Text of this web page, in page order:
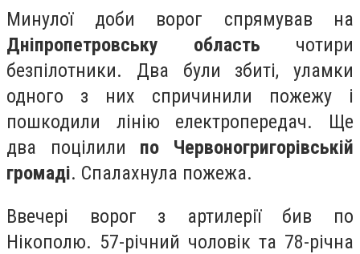
Минулої доби ворог спрямував на
Дніпропетровську область чотири
безпілотники. Два були збиті, уламки
одного з них спричинили пожежу і
пошкодили лінію електропередач. Ще
два поцілили по Червоногригорівській
громаді. Спалахнула пожежа.
Ввечері ворог з артилерії бив по
Нікополю. 57-річний чоловік та 78-річна